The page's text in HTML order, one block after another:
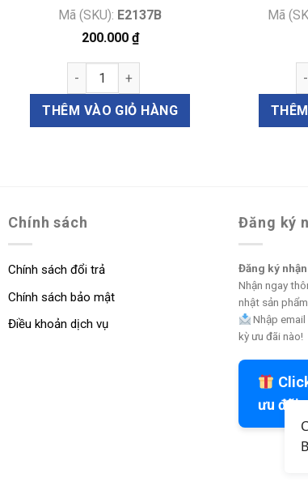
biển 80x50x10mm (Mã E91108050) số lượng
Mã (SKU): E2137B
200.000 ₫
Ống thông khí kiểu Reuter Bobbin màu
THÊM VÀO GIỎ HÀNG
Mã
Chính sách
Chính sách đổi trả
Chính sách bảo mật
Điều khoản dịch vụ
Đăng ký
Đăng ký
Nhận ngay
nhật sản
Nhập
kỳ ưu đãi nào!
ưu đãi